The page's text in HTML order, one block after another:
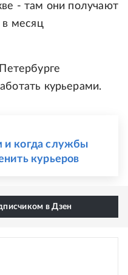
- там они получают
в месяц
курьерами.
и когда службы
курьеров
в Дзен